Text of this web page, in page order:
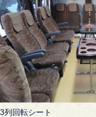
3列回転シート